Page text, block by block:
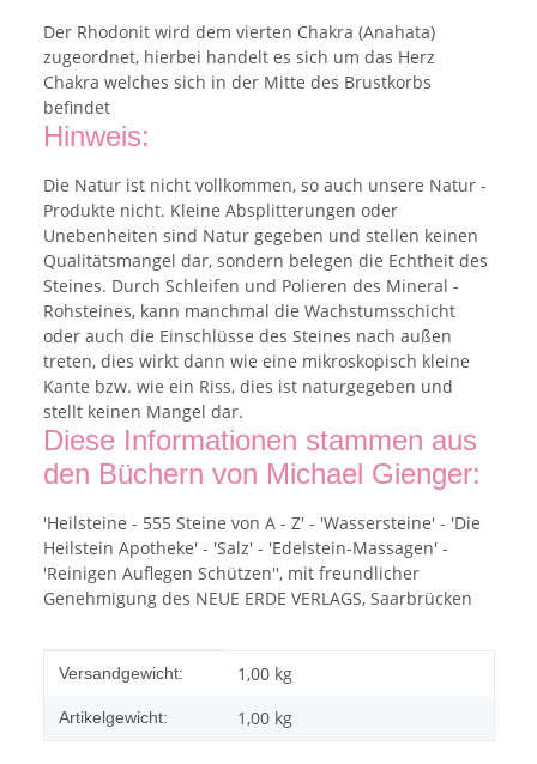
Der Rhodonit wird dem vierten Chakra (Anahata)
zugeordnet, hierbei handelt es sich um das Herz
Chakra welches sich in der Mitte des Brustkorbs
befindet
Hinweis:
Die Natur ist nicht vollkommen, so auch unsere Natur -
Produkte nicht. Kleine Absplitterungen oder
Unebenheiten sind Natur gegeben und stellen keinen
Qualitätsmangel dar, sondern belegen die Echtheit des
Steines. Durch Schleifen und Polieren des Mineral -
Rohsteines, kann manchmal die Wachstumsschicht
oder auch die Einschlüsse des Steines nach außen
treten, dies wirkt dann wie eine mikroskopisch kleine
Kante bzw. wie ein Riss, dies ist naturgegeben und
stellt keinen Mangel dar.
Diese Informationen stammen aus
den Büchern von Michael Gienger:
'Heilsteine - 555 Steine von A - Z' - 'Wassersteine' - 'Die
Heilstein Apotheke' - 'Salz' - 'Edelstein-Massagen' -
'Reinigen Auflegen Schützen'', mit freundlicher
Genehmigung des NEUE ERDE VERLAGS, Saarbrücken
Produkteigenschaft
Wert
Versandgewicht: 1,00 kg
Artikelgewicht: 1,00 kg